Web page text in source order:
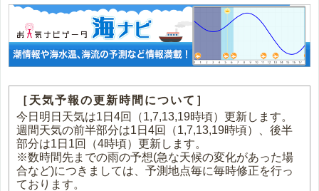
［天気予報の更新時間について］
今日明日天気は1日4回（1,7,13,19時頃）更新します。
週間天気の前半部分は1日4回（1,7,13,19時頃）、後半
部分は1日1回（4時頃）更新します。
※数時間先までの雨の予想(急な天候の変化があった場
合など)につきましては、予測地点毎に毎時修正を行っ
ております。